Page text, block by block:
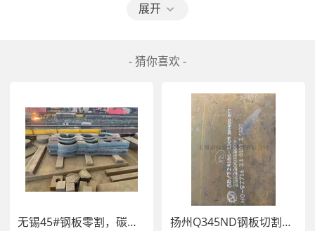
多个零件的连续切割，提高了生产效率的同时，也为我厂创
割机时，由于不熟悉操作情况，将穿孔起点的距离为10-
要切割的零件之间的距离定为割嘴的直径到半径就可以，一
般为3-4mm即可。这样操作可以减少穿孔和预热时间以及
降低氧气的使用量。扬州Q355ND数控零售，扬州切割厂采
购须知借边切割是节省切割耗材有效的方法。我厂直线边的
零件还是挺多的，如抽油机游梁的侧板、顶板和底板，底座
筒体的侧板等。使用计算机编程技术，合理的运用借边切割
方法，仅一次穿孔，就完成多个零件的连续切割，提高了生
产效率的同时，也为我厂创下的经济效益。
展开
- 猜你喜欢 -
无锡45#钢板零割，碳板切割 扬州Q345ND钢板切割，高强板零割